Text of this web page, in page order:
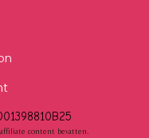
content bevatten.